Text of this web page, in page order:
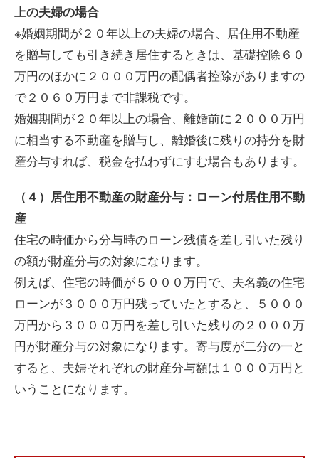
上の夫婦の場合
※婚姻期間が２０年以上の夫婦の場合、居住用不動産
を贈与しても引き続き居住するときは、基礎控除６０
万円のほかに２０００万円の配偶者控除がありますの
で２０６０万円まで非課税です。
婚姻期間が２０年以上の場合、離婚前に２０００万円
に相当する不動産を贈与し、離婚後に残りの持分を財
産分与すれば、税金を払わずにすむ場合もあります。
（４）居住用不動産の財産分与：ローン付居住用不動
産
住宅の時価から分与時のローン残債を差し引いた残り
の額が財産分与の対象になります。
例えば、住宅の時価が５０００万円で、夫名義の住宅
ローンが３０００万円残っていたとすると、５０００
万円から３０００万円を差し引いた残りの２０００万
円が財産分与の対象になります。寄与度が二分の一と
すると、夫婦それぞれの財産分与額は１０００万円と
いうことになります。